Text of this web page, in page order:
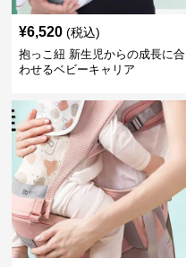
¥6,520 (税込)
抱っこ紐 新生児からの成長に合
わせるベビーキャリア